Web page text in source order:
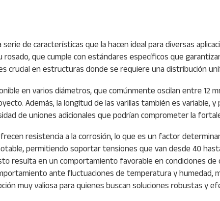
de características que la hacen ideal para diversas
que cumple con estándares específicos que
crucial en estructuras donde se requiere una distribución
en varios diámetros, que comúnmente oscilan entre 12
Además, la longitud de las varillas también es
de uniones adicionales que podrían comprometer la
resistencia a la corrosión, lo que es un factor
permitiendo soportar tensiones que van desde 40
resulta en un comportamiento favorable en condiciones de
ante fluctuaciones de temperatura y humedad,
muy valiosa para quienes buscan soluciones robustas y